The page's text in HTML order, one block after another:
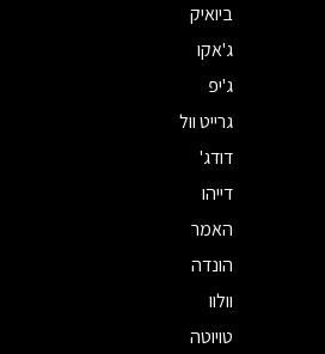
ביואיק
ג'אקו
ג'יפ
גרייט וול
דודג'
דייהו
האמר
הונדה
וולוו
טויוטה